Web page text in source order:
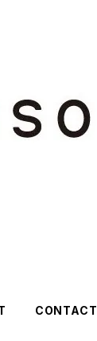
CONTACT